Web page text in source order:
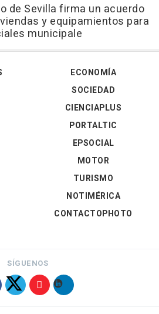
de Sevilla firma un acuerdo
y equipamientos para
municipale
ECONOMÍA
SOCIEDAD
CIENCIAPLUS
PORTALTIC
EPSOCIAL
MOTOR
TURISMO
NOTIMÉRICA
CONTACTOPHOTO
SÍGUENOS